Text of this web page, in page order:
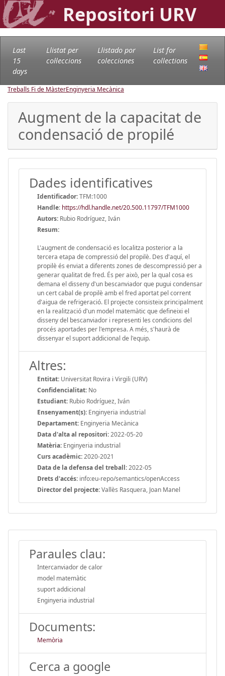
Repositori URV
Last
15
days
Llistat per
col·leccions
Llistado por
colecciones
List for
collections
Treballs Fi de MàsterEnginyeria Mecànica
Augment de la capacitat de
condensació de propilé
Dades identificatives
Identificador:TFM:1000
Handle: https://hdl.handle.net/20.500.11797/TFM1000
Autors: Rubio Rodríguez, Iván
Resum:
L'augment de condensació es localitza posterior a la
tercera etapa de compressió del propilè. Des d'aquí, el
propilè és enviat a diferents zones de descompressió per a
generar qualitat de fred. És per això, per la qual cosa es
demana el disseny d'un bescanviador que pugui condensar
un cert cabal de propilè amb el fred aportat pel corrent
d'aigua de refrigeració. El projecte consisteix principalment
en la realització d'un model matemàtic que defineixi el
disseny del bescanviador i representi les condicions del
procés aportades per l'empresa. A més, s'haurà de
dissenyar el suport addicional de l'equip.
Altres:
Entitat: Universitat Rovira i Virgili (URV)
Confidencialitat: No
Estudiant: Rubio Rodríguez, Iván
Ensenyament(s): Enginyeria industrial
Departament: Enginyeria Mecànica
Data d'alta al repositori:2022-05-20
Matèria: Enginyeria industrial
Curs acadèmic:2020-2021
Data de la defensa del treball:2022-05
Drets d'accés: info:eu-repo/semantics/openAccess
Director del projecte:Vallès Rasquera, Joan Manel
Paraules clau:
Intercanviador de calor
model matemàtic
suport addicional
Enginyeria industrial
Documents:
Memòria
Cerca a google